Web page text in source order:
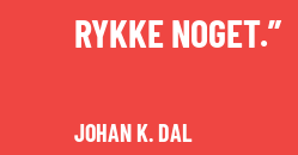
RYKKE NOGET.”
JOHAN K. DAL